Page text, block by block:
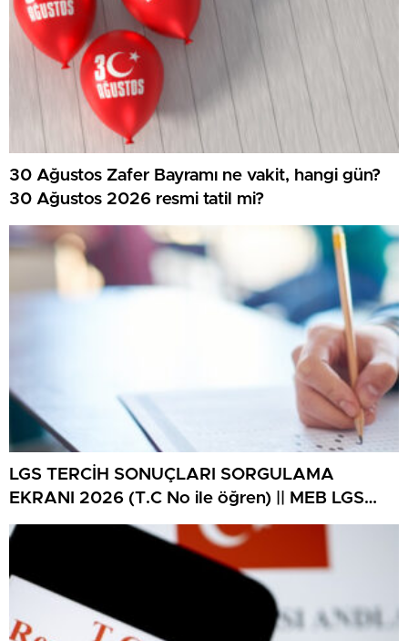
30 Ağustos Zafer Bayramı ne vakit, hangi gün?
30 Ağustos 2026 resmi tatil mi?
LGS TERCİH SONUÇLARI SORGULAMA
EKRANI 2026 (T.C No ile öğren) || MEB LGS
tercih sonuçları ne vakit açıklanacak, lise
yerleştirme sonuçlarına nereden bakılır? 2026
LGS lise tercih sonuçları sorgulama ekranı
MEB.gov.tr!